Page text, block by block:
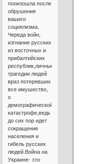
пооизошла после
обрушения
вашего
социялизма.
Череда войн,
изгнание русских
из восточных и
прибалтийских
республик,личные
трагедии людей
враз потерявших
все имушество,
о
демографической
катастрофе,ведь
до сих пор идет
сокращение
населения и
гибель русских
людей.Война на
Украине- это